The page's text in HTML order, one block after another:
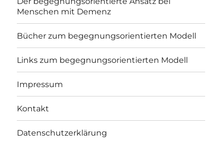
Menschen mit Demenz
Bücher zum begegnungsorientierten Modell
Links zum begegnungsorientierten Modell
Impressum
Kontakt
Datenschutzerklärung